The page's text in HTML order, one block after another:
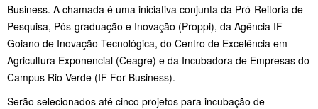
Business. A chamada é uma iniciativa conjunta da Pró-Reitoria de
Pesquisa, Pós-graduação e Inovação (Proppi), da Agência IF
Goiano de Inovação Tecnológica, do Centro de Excelência em
Agricultura Exponencial (Ceagre) e da Incubadora de Empresas do
Campus Rio Verde (IF For Business).
Serão selecionados até cinco projetos para incubação de